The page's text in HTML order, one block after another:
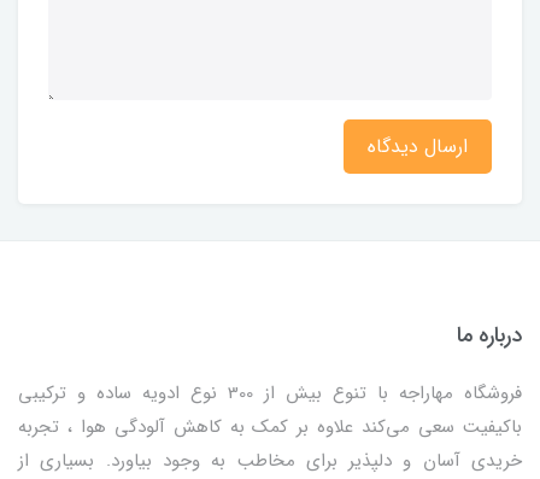
ارسال دیدگاه
درباره ما
فروشگاه مهاراجه با تنوع بیش از 300 نوع ادویه ساده و ترکیبی
باکیفیت سعی می‌کند علاوه بر کمک به کاهش آلودگی هوا ، تجربه
خریدی آسان و دلپذیر برای مخاطب به وجود بیاورد. بسیاری از